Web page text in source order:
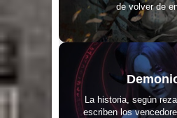
de volver de
La historia, según
escriben los